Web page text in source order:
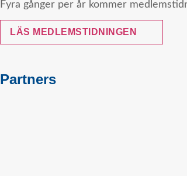
Fyra gånger per år kommer
LÄS MEDLEMSTIDNINGEN
Partners